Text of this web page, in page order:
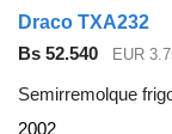
Draco TXA232
Bs 52.540
EUR
Semirremolque
2002